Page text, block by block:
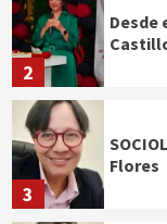
2
Desde
3
Flores